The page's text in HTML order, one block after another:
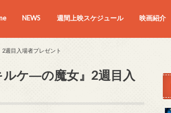
NEWS 週間上映スケジュール 映画紹介
週目入場者プレゼント
ルケ―の魔女』2週目入